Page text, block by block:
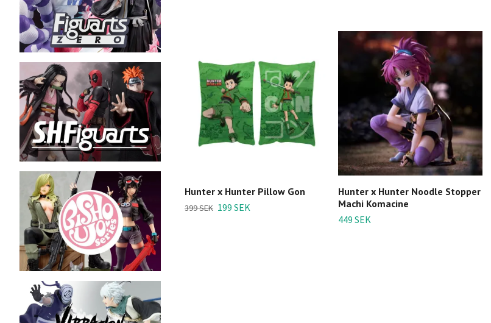
Hunter x Hunter Pillow Gon
399 SEK 199 SEK
Hunter x Hunter Noodle Stopper
Machi Komacine
449 SEK